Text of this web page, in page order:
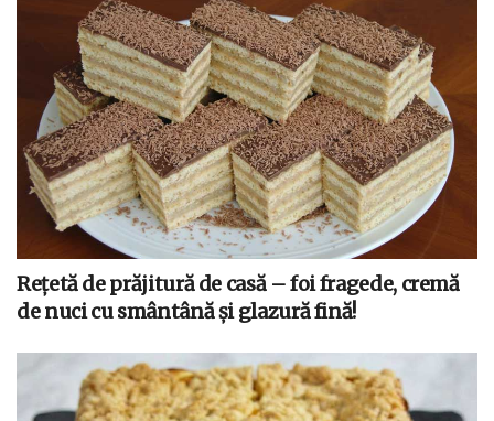
Rețetă de prăjitură de casă – foi fragede, cremă
de nuci cu smântână și glazură fină!